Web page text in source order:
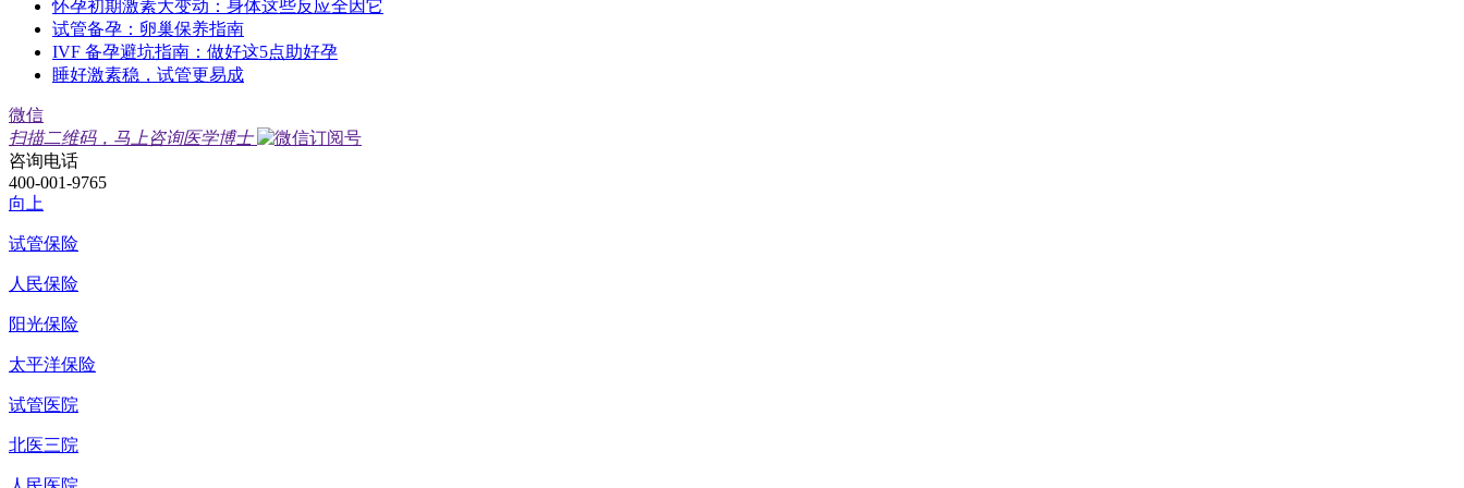
怀孕初期激素大变动：身体这些反应全因它
试管备孕：卵巢保养指南
IVF 备孕避坑指南：做好这5点助好孕
睡好激素稳，试管更易成
微信
扫描二维码，马上咨询医学博士
咨询电话
400-001-9765
向上
试管保险
人民保险
阳光保险
太平洋保险
试管医院
北医三院